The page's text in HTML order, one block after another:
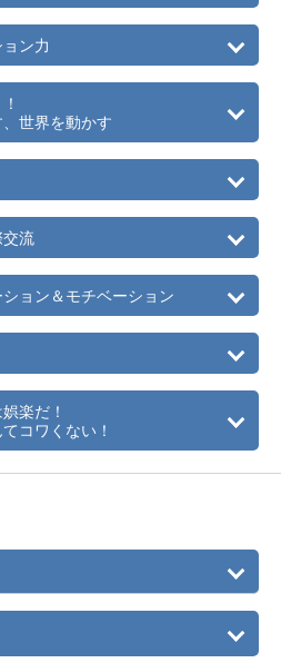
ン力
世界を動かす
流
ョン＆モチベーション
楽だ！
コワくない！